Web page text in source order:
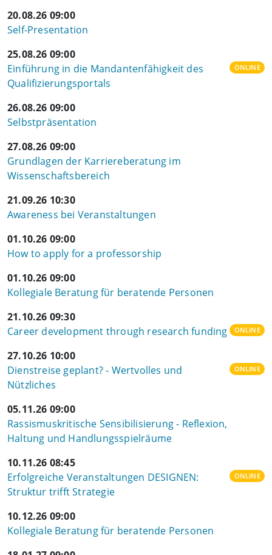
20.08.26 09:00
Self-Presentation
25.08.26 09:00
Einführung in die Mandantenfähigkeit des
Qualifizierungsportals
ONLINE
26.08.26 09:00
Selbstpräsentation
27.08.26 09:00
Grundlagen der Karriereberatung im
Wissenschaftsbereich
21.09.26 10:30
Awareness bei Veranstaltungen
01.10.26 09:00
How to apply for a professorship
01.10.26 09:00
Kollegiale Beratung für beratende Personen
21.10.26 09:30
Career development through research funding
ONLINE
27.10.26 10:00
Dienstreise geplant? - Wertvolles und
Nützliches
ONLINE
05.11.26 09:00
Rassismuskritische Sensibilisierung - Reflexion,
Haltung und Handlungsspielräume
10.11.26 08:45
Erfolgreiche Veranstaltungen DESIGNEN:
Struktur trifft Strategie
ONLINE
10.12.26 09:00
Kollegiale Beratung für beratende Personen